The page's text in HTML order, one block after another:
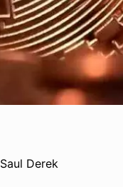
Saul Derek